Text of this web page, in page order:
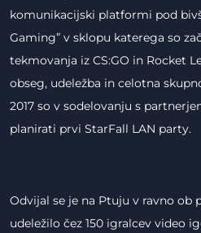
komunikacijski platformi pod
Gaming” v sklopu katerega so
tekmovanja iz CS:GO in Rocket
obseg, udeležba in celotna
2017 so v sodelovanju s
planirati prvi StarFall LAN party.
Odvijal se je na Ptuju v ravno ob
udeležilo čez 150 igralcev video